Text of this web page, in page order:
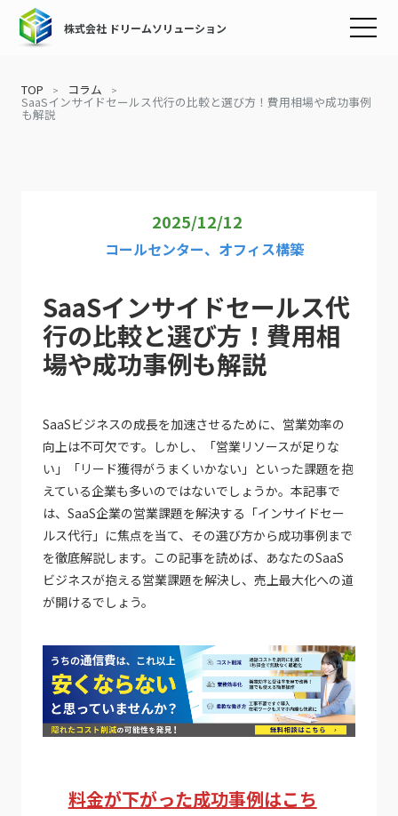
株式会社 ドリームソリューション
TOP コラム
SaaSインサイドセールス代行の比較と選び方！費用相場や成功事例
も解説
2025/12/12
コールセンター、オフィス構築
SaaSインサイドセールス代
行の比較と選び方！費用相
場や成功事例も解説
SaaSビジネスの成長を加速させるために、営業効率の
向上は不可欠です。しかし、「営業リソースが足りな
い」「リード獲得がうまくいかない」といった課題を抱
えている企業も多いのではないでしょうか。本記事で
は、SaaS企業の営業課題を解決する「インサイドセー
ルス代行」に焦点を当て、その選び方から成功事例まで
を徹底解説します。この記事を読めば、あなたのSaaS
ビジネスが抱える営業課題を解決し、売上最大化への道
が開けるでしょう。
料金が下がった成功事例はこち